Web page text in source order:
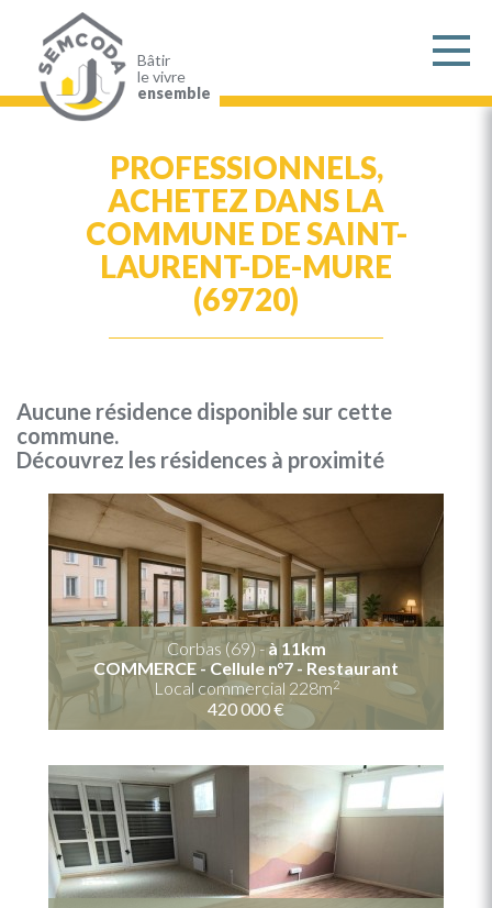
contenu
principal
Bâtir
le vivre
ensemble
PROFESSIONNELS,
ACHETEZ DANS LA
COMMUNE DE SAINT-
LAURENT-DE-MURE
(69720)
Aucune résidence disponible sur cette
commune.
Découvrez les résidences à proximité
Corbas (69) -à 11km
COMMERCE - Cellule n°7 - Restaurant
Local commercial 228m2
420 000 €